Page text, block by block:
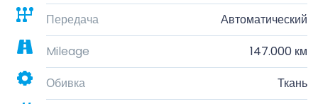
Передача
Автоматический
Mileage
147.000 км
Обивка
Ткань